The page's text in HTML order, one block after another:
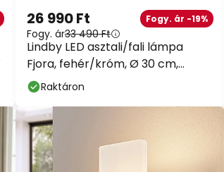
Lindby LED asztali/fali lámpa
Fjora, fehér/króm, Ø 30 cm,
dimmelhető
26 990 Ft Fogy. ár -19%
Fogy. ár33 490 Ft
Raktáron
WOW HÉT
10%39 990 Ft felett
13%